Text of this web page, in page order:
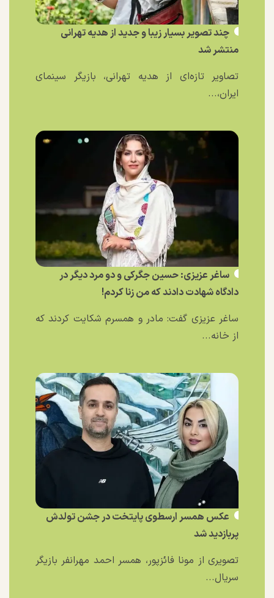
چند تصویر بسیار زیبا و جدید از هدیه تهرانی
منتشر شد
تصاویر تازه‌ای از هدیه تهرانی، بازیگر سینمای
ایران،...
ساغر عزیزی: حسین جگرکی و دو مرد دیگر در
دادگاه شهادت دادند که من زنا کردم!
ساغر عزیزی گفت: مادر و همسرم شکایت کردند که
از خانه...
عکس همسر ارسطوی پایتخت در جشن تولدش
پربازدید شد
تصویری از مونا فائزپور، همسر احمد مهرانفر بازیگر
سریال...